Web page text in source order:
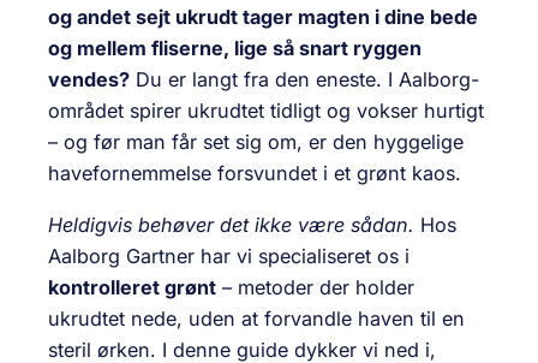
og andet sejt ukrudt tager magten i dine bede
og mellem fliserne, lige så snart ryggen
vendes? Du er langt fra den eneste. I Aalborg-
området spirer ukrudtet tidligt og vokser hurtigt
– og før man får set sig om, er den hyggelige
havefornemmelse forsvundet i et grønt kaos.
Heldigvis behøver det ikke være sådan. Hos
Aalborg Gartner har vi specialiseret os i
kontrolleret grønt – metoder der holder
ukrudtet nede, uden at forvandle haven til en
steril ørken. I denne guide dykker vi ned i,